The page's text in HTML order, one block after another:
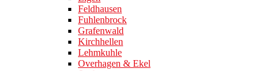
Feldhausen
Fuhlenbrock
Grafenwald
Kirchhellen
Lehmkuhle
Overhagen & Ekel